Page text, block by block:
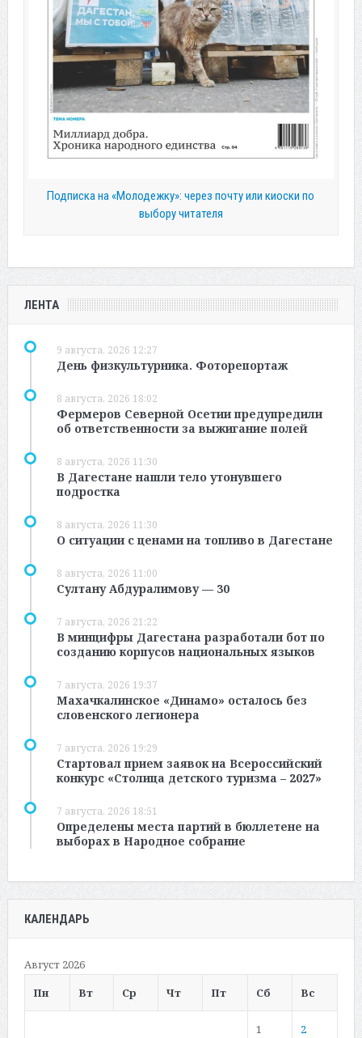
Подписка на «Молодежку»: через почту или киоски по
выбору читателя
ЛЕНТА
9 августа, 2026 12:27
День физкультурника. Фоторепортаж
8 августа, 2026 18:02
Фермеров Северной Осетии предупредили
об ответственности за выжигание полей
8 августа, 2026 11:30
В Дагестане нашли тело утонувшего
подростка
8 августа, 2026 11:30
О ситуации с ценами на топливо в Дагестане
8 августа, 2026 11:00
Султану Абдуралимову — 30
7 августа, 2026 21:22
В минцифры Дагестана разработали бот по
созданию корпусов национальных языков
7 августа, 2026 19:37
Махачкалинское «Динамо» осталось без
словенского легионера
7 августа, 2026 19:29
Стартовал прием заявок на Всероссийский
конкурс «Столица детского туризма – 2027»
7 августа, 2026 18:51
Определены места партий в бюллетене на
выборах в Народное собрание
КАЛЕНДАРЬ
Август 2026
Пн
Вт Ср Чт Пт Сб Вс
1 2